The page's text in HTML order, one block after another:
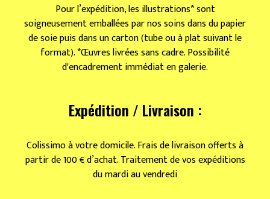
Pour l’expédition, les illustrations* sont
soigneusement emballées par nos soins dans du papier
de soie puis dans un carton (tube ou à plat suivant le
format). *Œuvres livrées sans cadre. Possibilité
d'encadrement immédiat en galerie.
Expédition / Livraison :
Colissimo à votre domicile. Frais de livraison offerts à
partir de 100 € d’achat. Traitement de vos expéditions
du mardi au vendredi